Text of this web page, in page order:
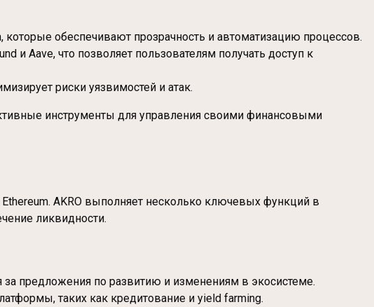
обеспечивают прозрачность и автоматизацию процессов.
и Aave, что позволяет пользователям получать доступ к
риски уязвимостей и атак.
инструменты для управления своими финансовыми
AKRO выполняет несколько ключевых функций в
ликвидности.
предложения по развитию и изменениям в экосистеме.
таких как кредитование и yield farming.